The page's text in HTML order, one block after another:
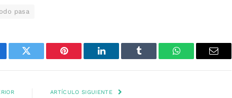
pasa
Twitter Pinterest LinkedIn Tumblr WhatsAppEmail
ARTÍCULO SIGUIENTE